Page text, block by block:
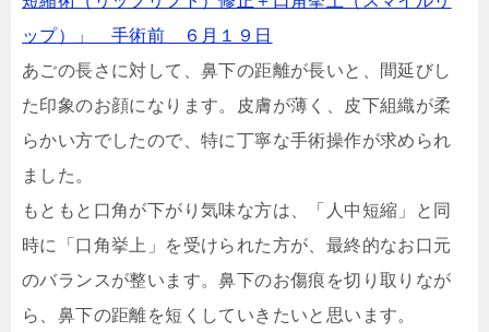
あごの長さに対して、鼻下の距離が長いと、間延びし
た印象のお顔になります。皮膚が薄く、皮下組織が柔
らかい方でしたので、特に丁寧な手術操作が求められ
ました。
もともと口角が下がり気味な方は、「人中短縮」と同
時に「口角挙上」を受けられた方が、最終的なお口元
のバランスが整います。鼻下のお傷痕を切り取りなが
ら、鼻下の距離を短くしていきたいと思います。